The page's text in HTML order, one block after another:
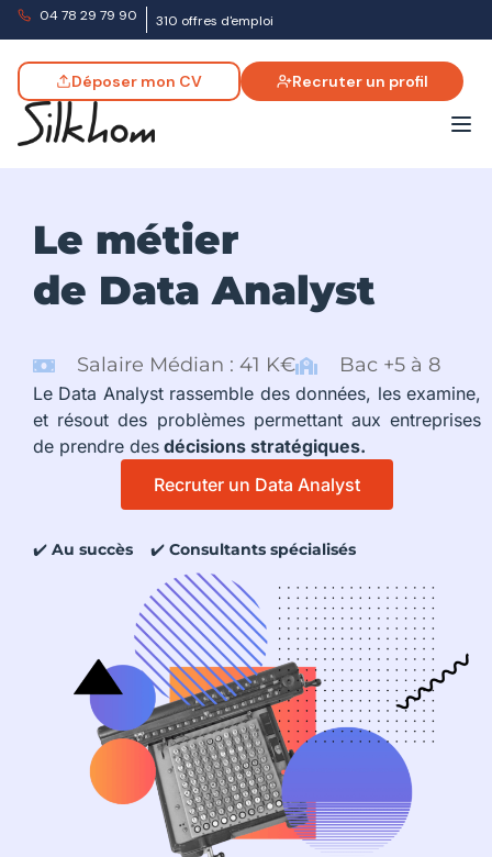
04 78 29 79 90 310 offres d'emploi
Déposer mon CV Recruter un profil
Le métier
de Data Analyst
Salaire Médian : 41 K€ Bac +5 à 8
Le Data Analyst rassemble des données, les examine,
et résout des problèmes permettant aux entreprises
de prendre des décisions stratégiques.
Recruter un Data Analyst
✔️ Au succès ✔️ Consultants spécialisés